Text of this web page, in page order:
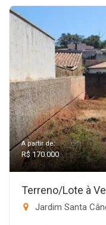
A partir de:
R$ 170.000
Terreno/Lote à
Jardim Santa